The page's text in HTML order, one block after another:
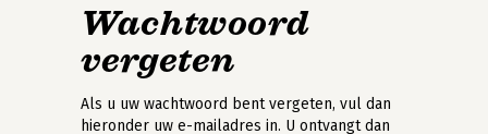
Wachtwoord
vergeten
Als u uw wachtwoord bent vergeten, vul dan
hieronder uw e-mailadres in. U ontvangt dan